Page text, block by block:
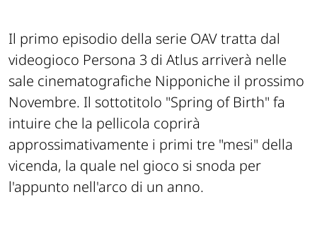
Il primo episodio della serie OAV tratta dal
videogioco Persona 3 di Atlus arriverà nelle
sale cinematografiche Nipponiche il prossimo
Novembre. Il sottotitolo "Spring of Birth" fa
intuire che la pellicola coprirà
approssimativamente i primi tre "mesi" della
vicenda, la quale nel gioco si snoda per
l'appunto nell'arco di un anno.